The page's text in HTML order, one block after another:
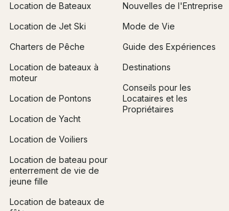
Location de Bateaux
Location de Jet Ski
Charters de Pêche
Location de bateaux à
moteur
Location de Pontons
Location de Yacht
Location de Voiliers
Location de bateau pour
enterrement de vie de
jeune fille
Location de bateaux de
Nouvelles de l'Entreprise
Mode de Vie
Guide des Expériences
Destinations
Conseils pour les
Locataires et les
Propriétaires